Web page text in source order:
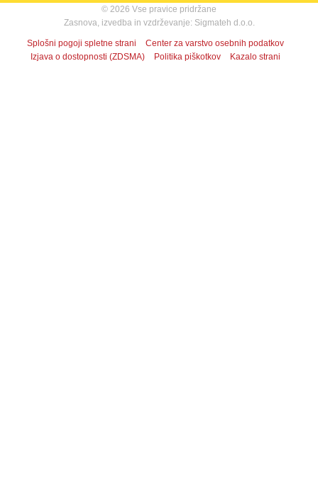
© 2026 Vse pravice pridržane
Zasnova, izvedba in vzdrževanje: Sigmateh d.o.o.
Splošni pogoji spletne strani
Center za varstvo osebnih podatkov
Izjava o dostopnosti (ZDSMA)
Politika piškotkov Kazalo strani